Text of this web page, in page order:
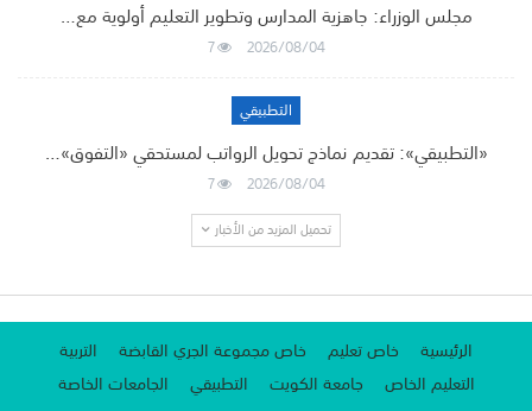
مجلس الوزراء: جاهزية المدارس وتطوير التعليم أولوية مع…
2026/08/04
7
التطبيقي
«التطبيقي»: تقديم نماذج تحويل الرواتب لمستحقي «التفوق»…
2026/08/04
7
تحميل المزيد من الأخبار
الرئيسية خاص تعليم خاص مجموعة الجري القابضة
التربية
التعليم الخاص
جامعة الكويت التطبيقي
الجامعات الخاصة